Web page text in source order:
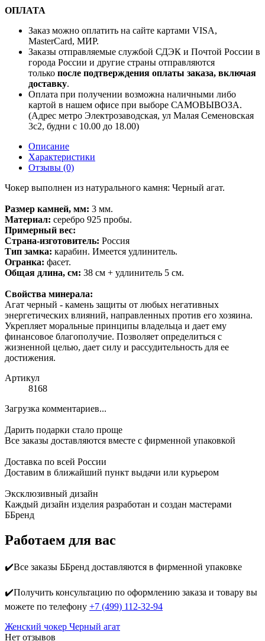
ОПЛАТА
Заказ можно оплатить на сайте картами VISA,
MasterCard, МИР.
Заказы отправляемые службой СДЭК и Почтой России в
города России и другие страны отправляются
только после подтверждения оплаты заказа, включая
доставку.
Оплата при получении возможна наличными либо
картой в нашем офисе при выборе САМОВЫВОЗА.
(Адрес метро Электрозаводская, ул Малая Семеновская
3с2, будни с 10.00 до 18.00)
Описание
Характеристики
Отзывы (0)
Чокер выполнен из натурального камня: Черный агат.
Размер камней, мм: 3 мм.
Материал: серебро 925 пробы.
Примерный вес:
Страна-изготовитель: Россия
Тип замка: карабин. Имеется удлинитель.
Огранка: фасет.
Общая длина, см: 38 см + удлинитель 5 см.
Свойства минерала:
Агат черный - камень защиты от любых негативных
энергетических влияний, направленных против его хозяина.
Укрепляет моральные принципы владельца и дает ему
финансовое благополучие. Позволяет определиться с
жизненной целью, дает силу и рассудительность для ее
достижения.
Артикул
8168
Загрузка комментариев...
Дарить подарки стало проще
Все заказы доставляются вместе c фирменной упаковкой
Доставка по всей России
Доставим в ближайший пункт выдачи или курьером
Эксклюзивный дизайн
Каждый дизайн изделия разработан и создан мастерами
ББренд
Работаем для вас
✔️Все заказы ББренд доставляются в фирменной упаковке
✔️Получить консультацию по оформлению заказа и товару вы
можете по телефону +7 (499) 112-32-94
Женский чокер Черный агат
Нет отзывов